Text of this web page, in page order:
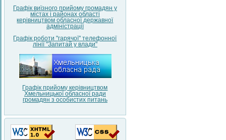
Графік виїзного прийому громадян у
містах і районах області
керівництвом обласної державної
адміністрації
Графік роботи "гарячої" телефонної
лінії "Запитай у влади"
Графік прийому керівництвом
Хмельницької обласної ради
громадян з особистих питань